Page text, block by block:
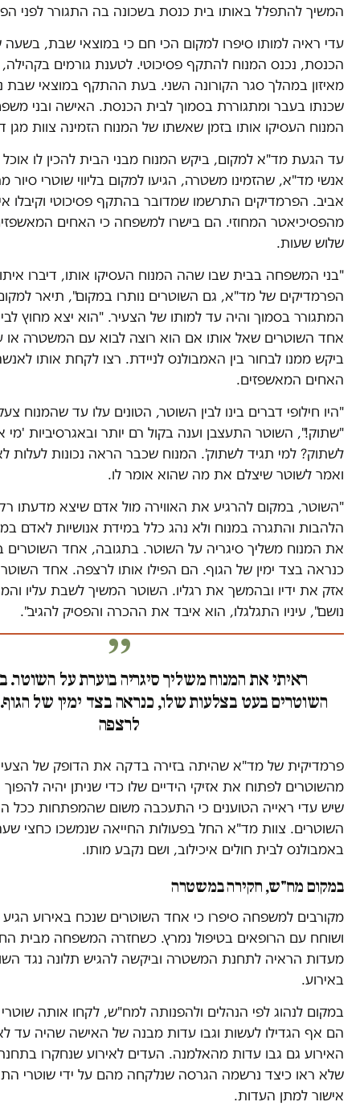
המשיך להתפלל באותו בית כנסת בשכונה בה התגורר לפני
עדי ראיה למותו סיפרו למקום הכי חם כי במוצאי שבת,
הכנסת, נכנס המנוח להתקף פסיכוטי. לטענת גורמים
מאיזון במהלך סגר הקורונה השני. בעת ההתקף במוצאי שבת
שכנתו בעבר ומתגוררת בסמוך לבית הכנסת. האישה ובני
המנוח העסיקו אותו בזמן שאשתו של המנוח הזמינה צוות מגן
עד הגעת מד"א למקום, ביקש המנוח מבני הבית להכין לו אוכל
אנשי מד"א, שהזמינו משטרה, הגיעו למקום בליווי שוטרי
אביב. הפרמדיקים התרשמו שמדובר בהתקף פסיכוטי וקיבלו
מהפסיכיאטר המחוזי. הם בישרו למשפחה כי האחים
שלוש שעות.
"בני המשפחה בבית שבו שהה המנוח העסיקו אותו, דיברו
הפרמדיקים של מד"א, גם השוטרים נותרו במקום", תיאר
המתגורר בסמוך והיה עד למותו של הצעיר. "הוא יצא מחוץ
אחד השוטרים שאל אותו אם הוא רוצה לבוא עם המשטרה
ביקש ממנו לבחור בין האמבולנס לניידת. רצו לקחת אותו
האחים המאשפזים.
"היו חילופי דברים בינו לבין השוטר, הטונים עלו עד שהמנוח
"שתוק!", השוטר התעצבן וענה בקול רם יותר ובאגרסיביות
לשתוק? למי תגיד לשתוק'. המנוח שכבר הראה נכונות לעלות
ואמר לשוטר שיצלם את מה שהוא אומר לו.
"השוטר, במקום להרגיע את האווירה מול אדם שיצא מדעתו
הלהבות והתגרה במנוח ולא נהג כלל במידת אנושיות לאדם
את המנוח משליך סיגריה על השוטר. בתגובה, אחד השוטרים
כנראה בצד ימין של הגוף. הם הפילו אותו לרצפה. אחד
אזק את ידיו ובהמשך את רגליו. השוטר המשיך לשבת עליו
נושם", עיניו התגלגלו, הוא איבד את ההכרה והפסיק להגיב".
ראיתי את המנוח משליך סיגריה בוערת על השוטר.
השוטרים בעט בצלעות שלו, כנראה בצד ימין של הגוף.
לרצפה
פרמדיקית של מד"א שהיתה בזירה בדקה את הדופק של
מהשוטרים לפתוח את אזיקי הידיים שלו כדי שניתן יהיה
שיש עדי ראייה הטוענים כי התעכבה משום שהמפתחות ככל
השוטרים. צוות מד"א החל בפעולות החייאה שנמשכו כחצי
באמבולנס לבית חולים איכילוב, ושם נקבע מותו.
במקום מח"ש, חקירה במשטרה
מקורבים למשפחה סיפרו כי אחד השוטרים שנכח באירוע הגיע
ושוחח עם הרופאים בטיפול נמרץ. כשחזרה המשפחה מבית
מעדות הראיה לתחנת המשטרה וביקשה להגיש תלונה נגד
באירוע.
במקום לנהוג לפי הנהלים ולהפנותה למח"ש, לקחו אותה
הם אף הגדילו לעשות וגבו עדות מבנה של האישה שהיה עד
האירוע גם גבו עדות מהאלמנה. העדים לאירוע שנחקרו
שלא ראו כיצד נרשמה הגרסה שנלקחה מהם על ידי שוטרי
אישור למתן העדות.